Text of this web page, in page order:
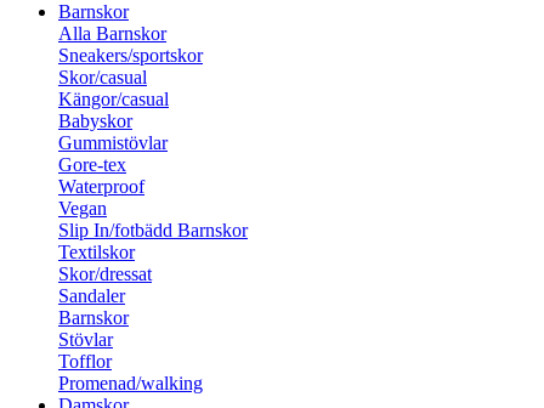
Barnskor
Alla Barnskor
Sneakers/sportskor
Skor/casual
Kängor/casual
Babyskor
Gummistövlar
Gore-tex
Waterproof
Vegan
Slip In/fotbädd Barnskor
Textilskor
Skor/dressat
Sandaler
Barnskor
Stövlar
Tofflor
Promenad/walking